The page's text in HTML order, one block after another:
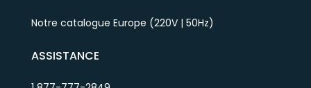
Notre catalogue Europe (220V | 50Hz)
ASSISTANCE